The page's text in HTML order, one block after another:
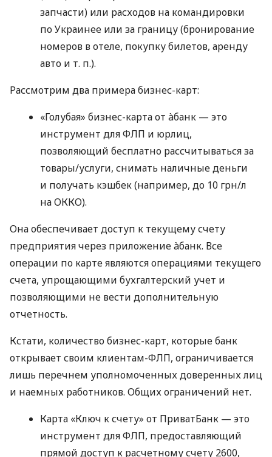
запчасти) или расходов на командировки
по Украинее или за границу (бронирование
номеров в отеле, покупку билетов, аренду
авто и т. п.).
Рассмотрим два примера бизнес-карт:
«Голубая» бизнес-карта от àбанк — это
инструмент для ФЛП и юрлиц,
позволяющий бесплатно рассчитываться за
товары/услуги, снимать наличные деньги
и получать кэшбек (например, до 10 грн/л
на ОККО).
Она обеспечивает доступ к текущему счету
предприятия через приложение àбанк. Все
операции по карте являются операциями текущего
счета, упрощающими бухгалтерский учет и
позволяющими не вести дополнительную
отчетность.
Кстати, количество бизнес-карт, которые банк
открывает своим клиентам-ФЛП, ограничивается
лишь перечнем уполномоченных доверенных лиц
и наемных работников. Общих ограничений нет.
Карта «Ключ к счету» от ПриватБанк — это
инструмент для ФЛП, предоставляющий
прямой доступ к расчетному счету 2600,